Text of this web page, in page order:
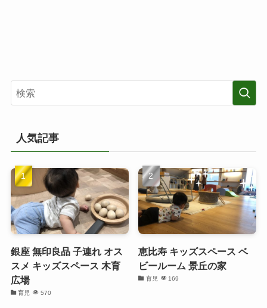
人気記事
銀座 無印良品 子連れ オス
スメ キッズスペース 木育
広場
育児 570
恵比寿 キッズスペース ベ
ビールーム 景丘の家
育児 169